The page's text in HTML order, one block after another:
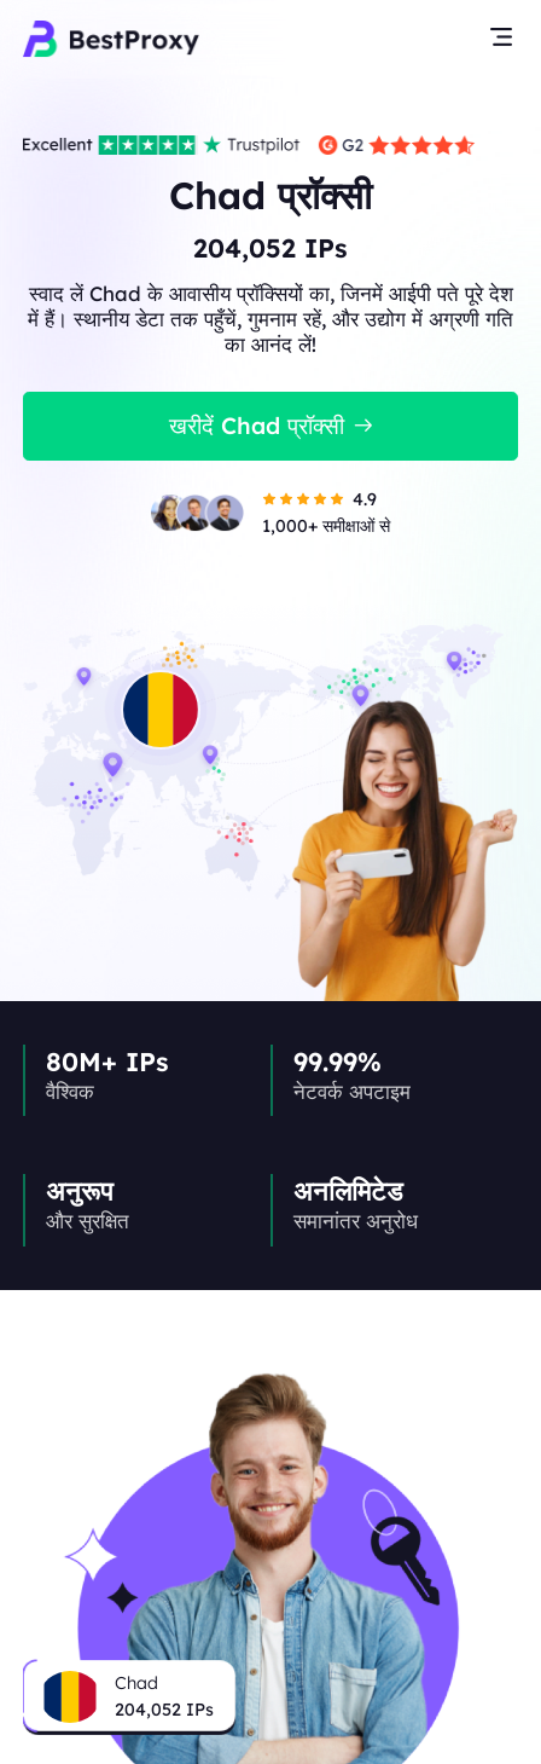
Chad प्रॉक्सी
204,052 IPs
स्वाद लें Chad के आवासीय प्रॉक्सियों का, जिनमें आईपी पते पूरे देश
में हैं। स्थानीय डेटा तक पहुँचें, गुमनाम रहें, और उद्योग में अग्रणी गति
का आनंद लें!
खरीदें Chad प्रॉक्सी
4.9
1,000+ समीक्षाओं से
80M+ IPs
वैश्विक
99.99%
नेटवर्क अपटाइम
अनुरूप
और सुरक्षित
अनलिमिटेड
समानांतर अनुरोध
Chad
204,052 IPs